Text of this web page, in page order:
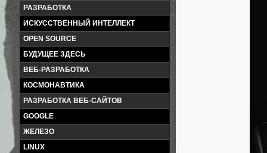
РАЗРАБОТКА
ИСКУССТВЕННЫЙ ИНТЕЛЛЕКТ
OPEN SOURCE
БУДУЩЕЕ ЗДЕСЬ
ВЕБ-РАЗРАБОТКА
КОСМОНАВТИКА
РАЗРАБОТКА ВЕБ-САЙТОВ
GOOGLE
ЖЕЛЕЗО
LINUX